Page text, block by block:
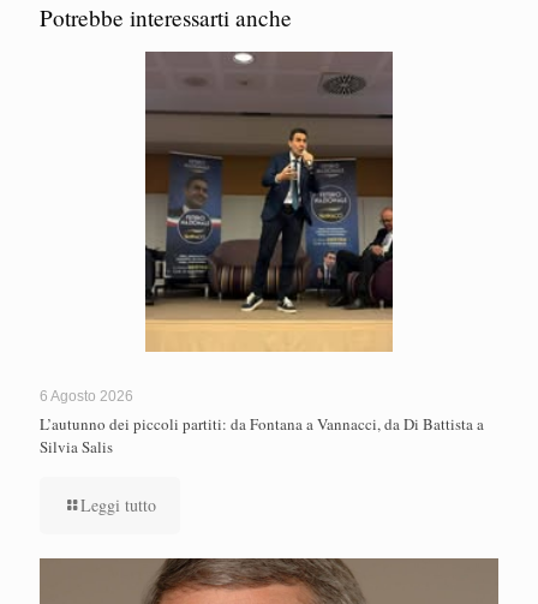
Potrebbe interessarti anche
6 Agosto 2026
L’autunno dei piccoli partiti: da Fontana a Vannacci, da Di Battista a
Silvia Salis
Leggi tutto